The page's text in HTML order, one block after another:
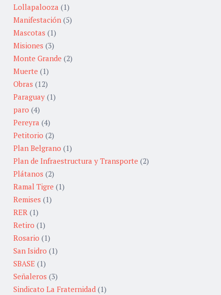
Lollapalooza (1)
Manifestación (5)
Mascotas (1)
Misiones (3)
Monte Grande (2)
Muerte (1)
Obras (12)
Paraguay (1)
paro (4)
Pereyra (4)
Petitorio (2)
Plan Belgrano (1)
Plan de Infraestructura y Transporte (2)
Plátanos (2)
Ramal Tigre (1)
Remises (1)
RER (1)
Retiro (1)
Rosario (1)
San Isidro (1)
SBASE (1)
Señaleros (3)
Sindicato La Fraternidad (1)